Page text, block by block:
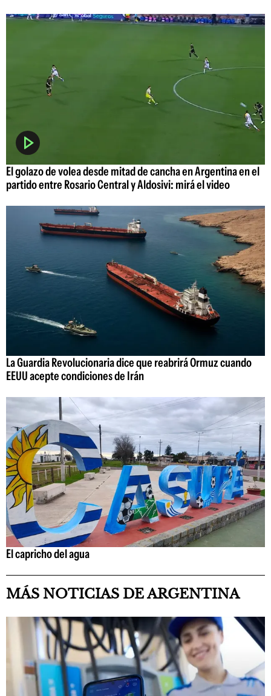
El golazo de volea desde mitad de cancha en Argentina en el
partido entre Rosario Central y Aldosivi: mirá el video
La Guardia Revolucionaria dice que reabrirá Ormuz cuando
EEUU acepte condiciones de Irán
El capricho del agua
MÁS NOTICIAS DE ARGENTINA